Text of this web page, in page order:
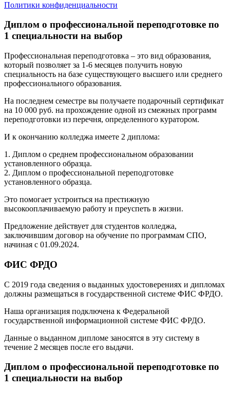
Политики конфиденциальности
Диплом о профессиональной переподготовке по
1 специальности на выбор
Профессиональная переподготовка – это вид образования,
который позволяет за 1-6 месяцев получить новую
специальность на базе существующего высшего или среднего
профессионального образования.
На последнем семестре вы получаете подарочный сертификат
на 10 000 руб. на прохождение одной из смежных программ
переподготовки из перечня, определенного куратором.
И к окончанию колледжа имеете 2 диплома:
1. Диплом о среднем профессиональном образовании
установленного образца.
2. Диплом о профессиональной переподготовке
установленного образца.
Это помогает устроиться на престижную
высокооплачиваемую работу и преуспеть в жизни.
Предложение действует для студентов колледжа,
заключившим договор на обучение по программам СПО,
начиная с 01.09.2024.
ФИС ФРДО
С 2019 года сведения о выданных удостоверениях и дипломах
должны размещаться в государственной системе ФИС ФРДО.
Наша организация подключена к Федеральной
государственной информационной системе ФИС ФРДО.
Данные о выданном дипломе заносятся в эту систему в
течение 2 месяцев после его выдачи.
Диплом о профессиональной переподготовке по
1 специальности на выбор